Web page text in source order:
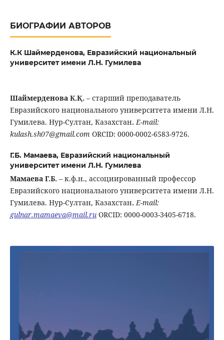
БИОГРАФИИ АВТОРОВ
К.К Шаймерденова, Евразийский национальный
университет имени Л.Н. Гумилева
Шаймерденова К.Қ. – старший преподаватель
Евразийского национального университета имени Л.Н.
Гумилева. Нур-Султан, Казахстан. E-mail:
kulash.sh07@gmail.com ORCID: 0000-0002-6583-9726.
Г.Б. Мамаева, Евразийский национальный
университет имени Л.Н. Гумилева
МамаеваГ.Б. – к.ф.н., ассоциированный профессор
Евразийского национального университета имени Л.Н.
Гумилева. Нур-Султан, Казахстан. E-mail:
gulnar.mamaeva@mail.ruORCID: 0000-0003-3405-6718.